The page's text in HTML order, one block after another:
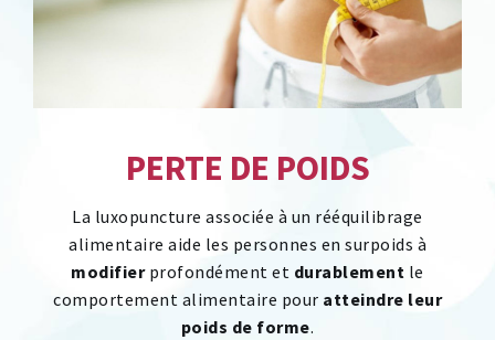
PERTE DE POIDS
La luxopuncture associée à un rééquilibrage
alimentaire aide les personnes en surpoids à
modifierprofondément et durablement le
comportement alimentaire pour atteindre leur
poids de forme.